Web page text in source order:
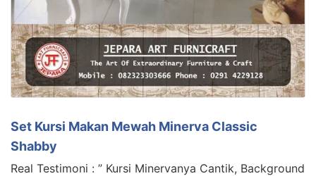
Set Kursi Makan Mewah Minerva Classic
Shabby
Real Testimoni : ” Kursi Minervanya Cantik, Background